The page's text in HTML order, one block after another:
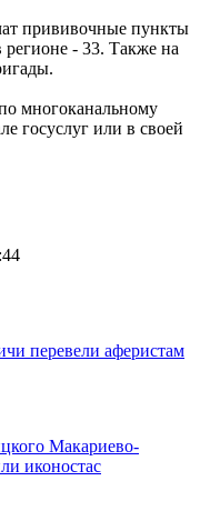
прививочные пункты
- 33. Также на
многоканальному
госуслуг или в своей
перевели аферистам
Макариево-
иконостас